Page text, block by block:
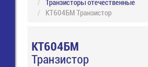
Транзисторы отечественные
КТ604БМ Транзистор
КТ604БМ
Транзистор